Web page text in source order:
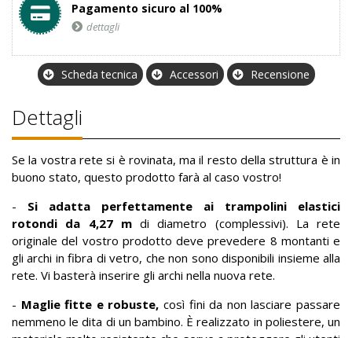
Pagamento sicuro al 100%
dettagli
Scheda tecnica Accessori Recensione
Dettagli
Se la vostra rete si è rovinata, ma il resto della struttura è in
buono stato, questo prodotto farà al caso vostro!
- Si adatta perfettamente ai trampolini elastici
rotondi da 4,27 m di diametro (complessivi). La rete
originale del vostro prodotto deve prevedere 8 montanti e
gli archi in fibra di vetro, che non sono disponibili insieme alla
rete. Vi basterà inserire gli archi nella nuova rete.
- Maglie fitte e robuste,così fini da non lasciare passare
nemmeno le dita di un bambino. È realizzato in poliestere, un